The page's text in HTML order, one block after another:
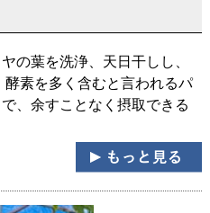
の葉を洗浄、天日干しし、
素を多く含むと言われるパ
、余すことなく摂取できる